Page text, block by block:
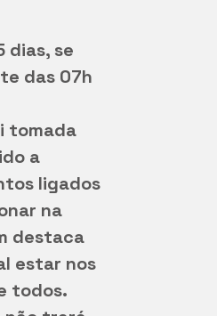
dias, se
das 07h
tomada
a
ligados
na
destaca
estar nos
todos.